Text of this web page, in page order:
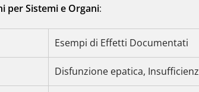
per Sistemi e Organi:
Esempi di Effetti Documentati
Disfunzione epatica,